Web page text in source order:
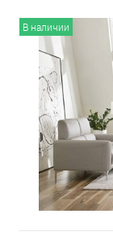
В наличии